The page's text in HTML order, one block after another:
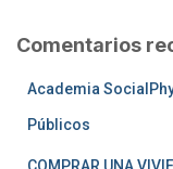
Comentarios
Academia
Públicos
COMPRAR UNA